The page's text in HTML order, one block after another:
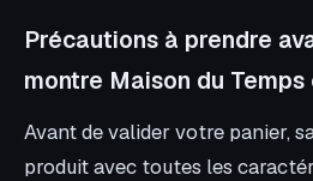
Précautions à prendre
montre Maison du Temps
Avant de valider votre panier,
produit avec toutes les